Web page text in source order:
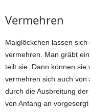
Vermehren
Maiglöckchen lassen
vermehren. Man gräbt
teilt sie. Dann können sie
vermehren sich auch von
durch die Ausbreitung
von Anfang an